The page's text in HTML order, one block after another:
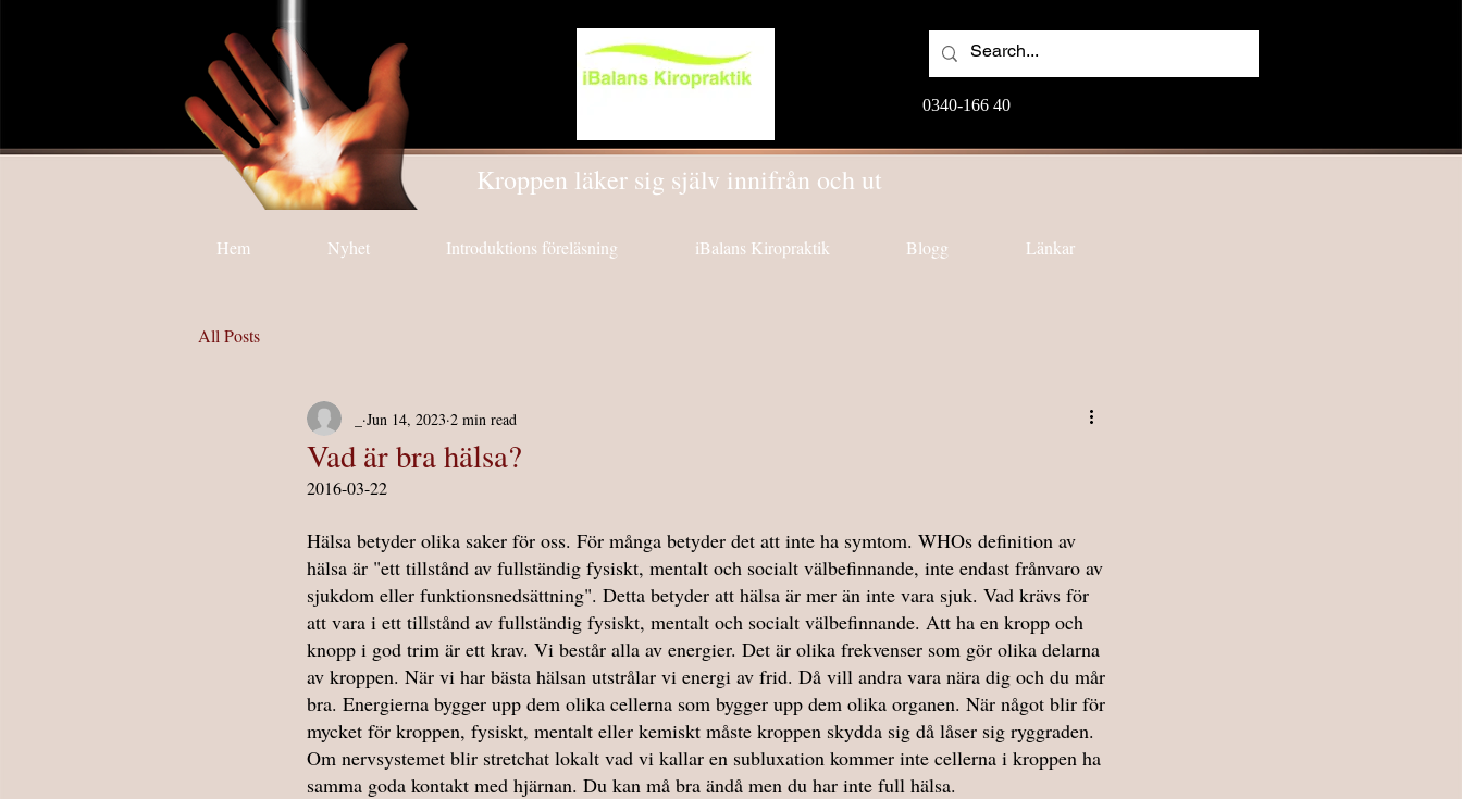
Kroppen läker sig själv innifrån och ut
0340-166 40
Hem Nyhet Introduktions föreläsning iBalans Kiropraktik Blogg Länkar
All Posts
Vad är bra hälsa?
Jun 14, 2023 2 min read
2016-03-22
Hälsa betyder olika saker för oss. För många betyder det att inte ha symtom. WHOs definition av
hälsa är "ett tillstånd av fullständig fysiskt, mentalt och socialt välbefinnande, inte endast frånvaro av
sjukdom eller funktionsnedsättning". Detta betyder att hälsa är mer än inte vara sjuk. Vad krävs för
att vara i ett tillstånd av fullständig fysiskt, mentalt och socialt välbefinnande. Att ha en kropp och
knopp i god trim är ett krav. Vi består alla av energier. Det är olika frekvenser som gör olika delarna
av kroppen. När vi har bästa hälsan utstrålar vi energi av frid. Då vill andra vara nära dig och du mår
bra. Energierna bygger upp dem olika cellerna som bygger upp dem olika organen. När något blir för
mycket för kroppen, fysiskt, mentalt eller kemiskt måste kroppen skydda sig då låser sig ryggraden.
Om nervsystemet blir stretchat lokalt vad vi kallar en subluxation kommer inte cellerna i kroppen ha
samma goda kontakt med hjärnan. Du kan må bra ändå men du har inte full hälsa.